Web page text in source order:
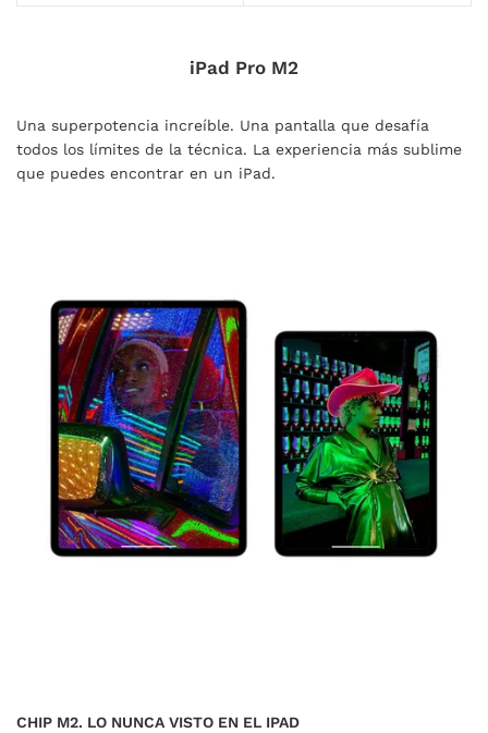
iPad Pro M2
Una superpotencia increíble. Una pantalla que desafía
todos los límites de la técnica. La experiencia más sublime
que puedes encontrar en un iPad.
CHIP M2. LO NUNCA VISTO EN EL IPAD